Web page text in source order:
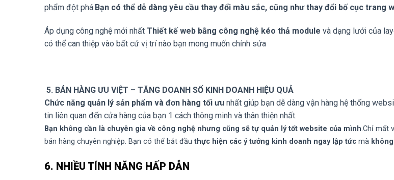
phẩm đột phá.Bạn có thể dễ dàng yêu cầu thay đổi màu sắc, cũng như thay đổi bố cục trang
Áp dụng công nghệ mới nhất Thiết kế web bằng công nghệ kéo thả module và dạng lưới của
có thể can thiệp vào bất cứ vị trí nào bạn mong muốn chỉnh sửa
5. BÁN HÀNG ƯU VIỆT – TĂNG DOANH SỐ KINH DOANH HIỆU QUẢ
Chức năng quản lý sản phẩm và đơn hàng tối ưu nhất giúp bạn dễ dàng vận hàng hệ thống
tin liên quan đến cửa hàng của bạn 1 cách thông minh và thân thiện nhất.
Bạn không cần là chuyên gia về công nghệ nhưng cũng sẽ tự quản lý tốt website của mình.Chỉ mất
bán hàng chuyên nghiệp. Bạn có thể bắt đầu thực hiện các ý tưởng kinh doanh ngay lập tức mà
6. NHIỀU TÍNH NĂNG HẤP DẪN